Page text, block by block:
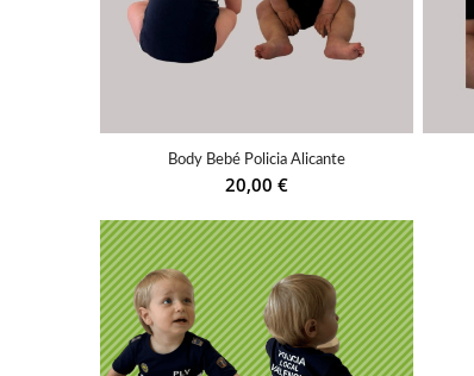
Body Bebé Policia Alicante
20,00 €